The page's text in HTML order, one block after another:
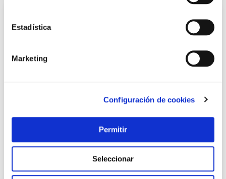
Estadística
Marketing
Configuración de cookies
Permitir
Seleccionar
Compresor correas 100 lt 3hp v monofasico 230v cevik
416,25 €